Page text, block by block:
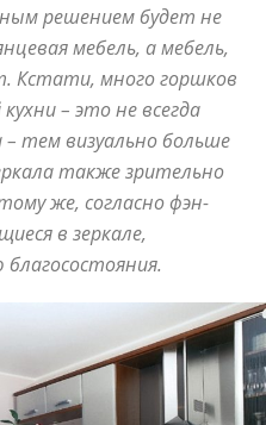
дизайне
решением будет не
мебель, а мебель,
Кстати, много горшков
– это не всегда
тем визуально больше
также зрительно
же, согласно фэн-
в зеркале,